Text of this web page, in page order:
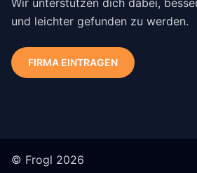
Wir unterstützen dich dabei,
und leichter gefunden zu werden.
FIRMA EINTRAGEN
© Frogl 2026